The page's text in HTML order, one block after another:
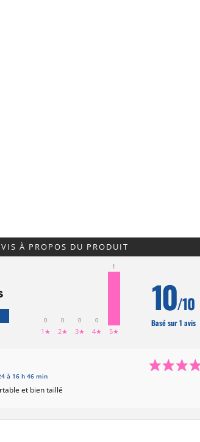
À PROPOS DU PRODUIT
0
1★
0
2★
0
3★
0
4★
1
5★
10/10
Basé sur 1 avis
à 16 h 46 min
et bien taillé